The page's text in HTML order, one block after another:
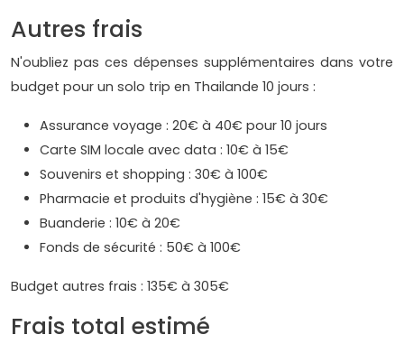
Autres frais
N'oubliez pas ces dépenses supplémentaires dans votre
budget pour un solo trip en Thailande 10 jours :
Assurance voyage : 20€ à 40€ pour 10 jours
Carte SIM locale avec data : 10€ à 15€
Souvenirs et shopping : 30€ à 100€
Pharmacie et produits d'hygiène : 15€ à 30€
Buanderie : 10€ à 20€
Fonds de sécurité : 50€ à 100€
Budget autres frais : 135€ à 305€
Frais total estimé